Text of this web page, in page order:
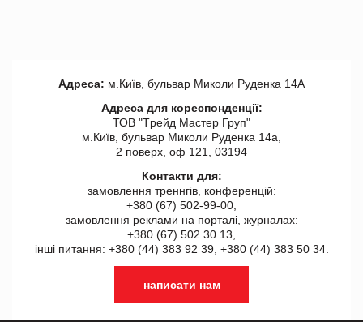
Адреса: м.Київ, бульвар Миколи Руденка 14А
Адреса для кореспонденції:
ТОВ "Tрейд Мастер Груп"
м.Київ, бульвар Миколи Руденка 14а,
2 поверх, оф 121, 03194
Контакти для:
замовлення треннгів, конференцій:
+380 (67) 502-99-00,
замовлення реклами на порталі, журналах:
+380 (67) 502 30 13,
інші питання: +380 (44) 383 92 39, +380 (44) 383 50 34.
написати нам